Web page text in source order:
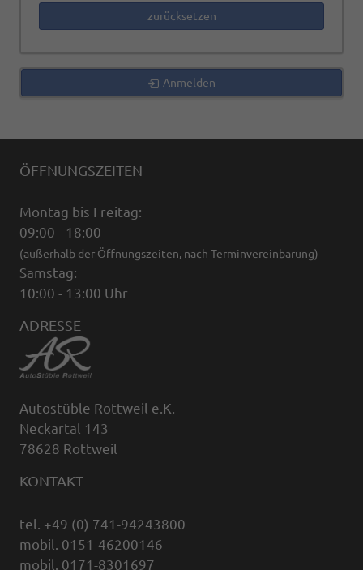
zurücksetzen
Anmelden
ÖFFNUNGSZEITEN
Montag bis Freitag:
09:00 - 18:00
(außerhalb der Öffnungszeiten, nach Terminvereinbarung)
Samstag:
10:00 - 13:00 Uhr
ADRESSE
Autostüble Rottweil e.K.
Neckartal 143
78628 Rottweil
KONTAKT
tel. +49 (0) 741-94243800
mobil. 0151-46200146
mobil. 0171-8301697